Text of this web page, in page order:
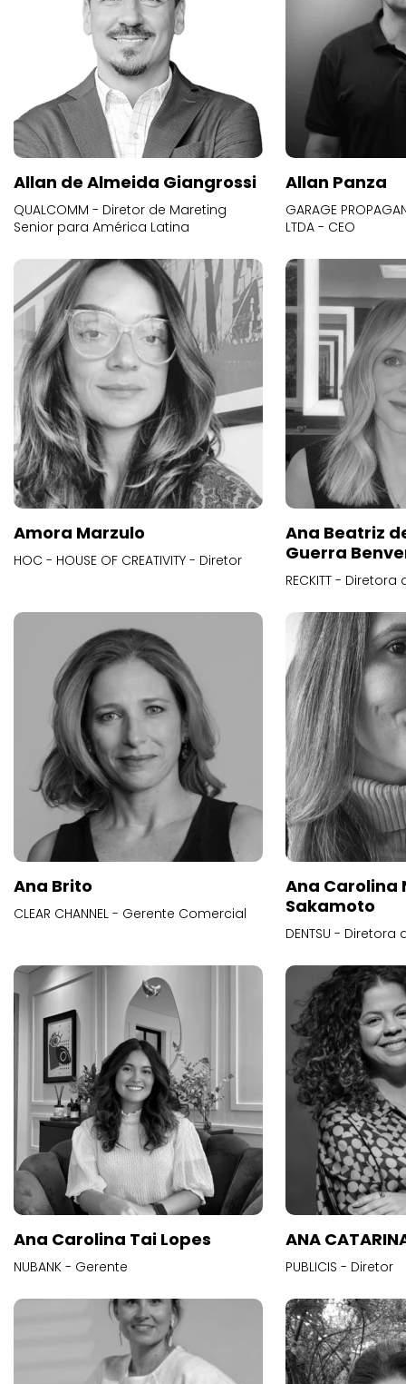
Allan de Almeida Giangrossi
QUALCOMM - Diretor de Mareting
Senior para América Latina
Allan Panza
GARAGE
LTDA - CEO
Amora Marzulo
HOC - HOUSE OF CREATIVITY - Diretor
Ana Beatriz
Guerra
RECKITT -
Ana Brito
CLEAR CHANNEL - Gerente Comercial
Ana Carolina
Sakamoto
DENTSU -
Ana Carolina Tai Lopes
NUBANK - Gerente
ANA
PUBLICIS - Diretor